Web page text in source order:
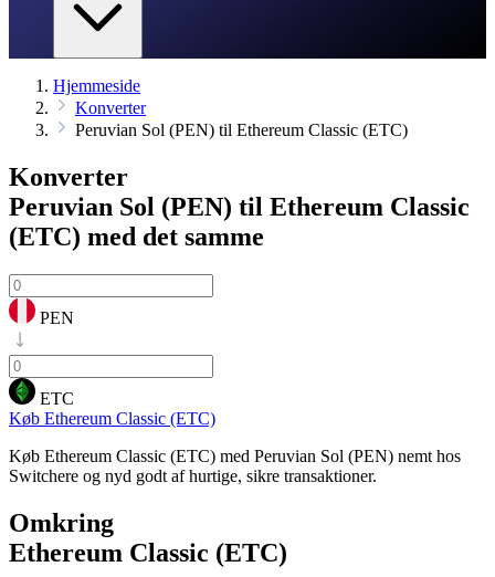
Hjemmeside
Konverter
Peruvian Sol (PEN) til Ethereum Classic (ETC)
Konverter
Peruvian Sol (PEN) til Ethereum Classic
(ETC) med det samme
PEN
ETC
Køb Ethereum Classic (ETC)
Køb Ethereum Classic (ETC) med Peruvian Sol (PEN) nemt hos
Switchere og nyd godt af hurtige, sikre transaktioner.
Omkring
Ethereum Classic (ETC)